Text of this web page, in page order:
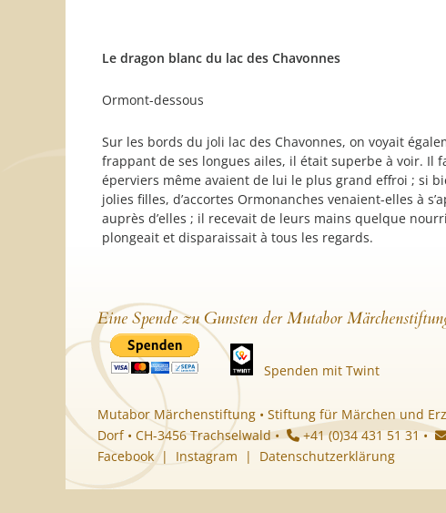
Le dragon blanc du lac des Chavonnes
Ormont-dessous
Sur les bords du joli lac des Chavonnes, on voyait
frappant de ses longues ailes, il était superbe à voir. Il
éperviers même avaient de lui le plus grand effroi ; si
jolies filles, d’accortes Ormonanches venaient-elles à
auprès d’elles ; il recevait de leurs mains quelque
plongeait et disparaissait à tous les regards.
Eine Spende zu Gunsten der Mutabor
Spenden mit Twint
Mutabor Märchenstiftung • Stiftung für Märchen und
Dorf • CH-3456 Trachselwald •
+41 (0)34 431 51 31 •
Facebook| Instagram | Datenschutzerklärung